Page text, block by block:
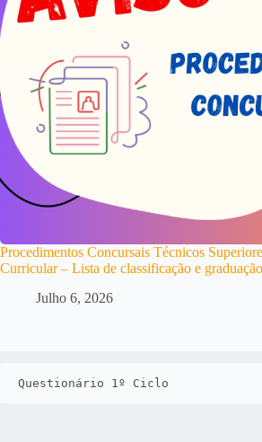
Procedimentos Concursais Técnicos
Curricular – Lista de classificação e graduação
Julho 6, 2026
Questionário 1º Ciclo